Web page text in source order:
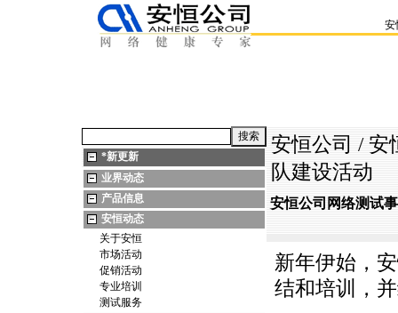
安
*新更新
业界动态
产品信息
安恒动态
关于安恒
市场活动
促销活动
专业培训
测试服务
安恒公司 / 安
队建设活动
安恒公司网络测试
新年伊始，
结和培训，